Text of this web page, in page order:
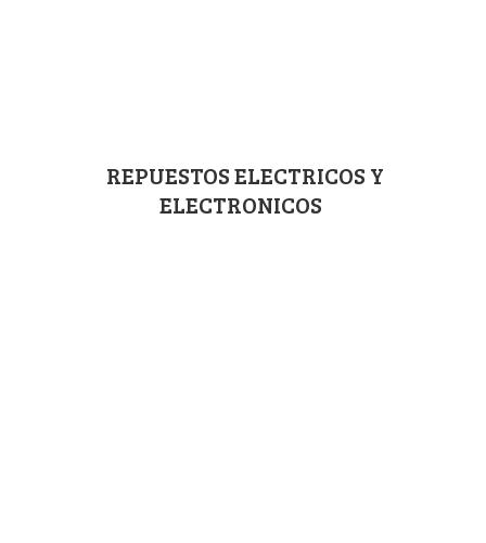
REPUESTOS ELECTRICOS Y
ELECTRONICOS